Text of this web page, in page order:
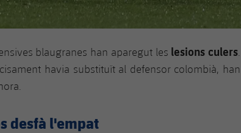
blaugranes han aparegut les lesions culers
havia substituït al defensor colombià, han
desfà l'empat